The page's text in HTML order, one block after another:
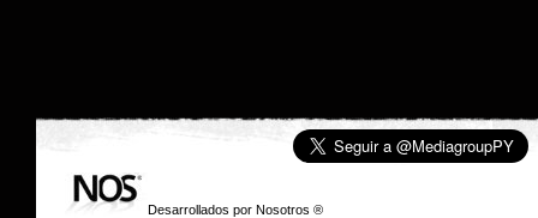
Desarrollados por Nosotros ® © 2006